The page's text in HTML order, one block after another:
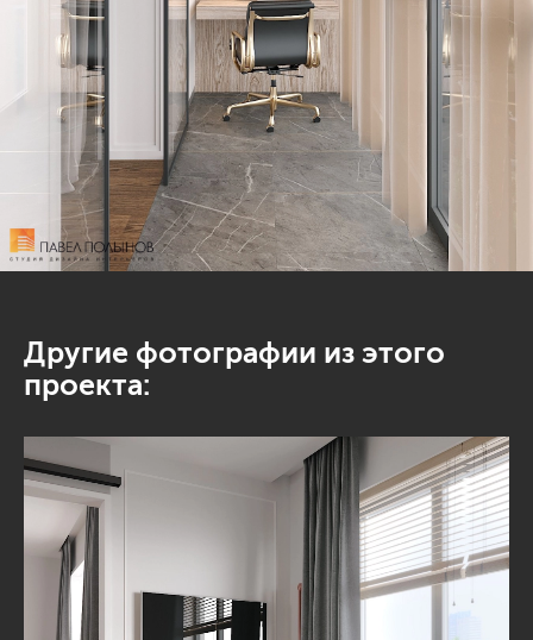
Другие фотографии из этого
проекта: